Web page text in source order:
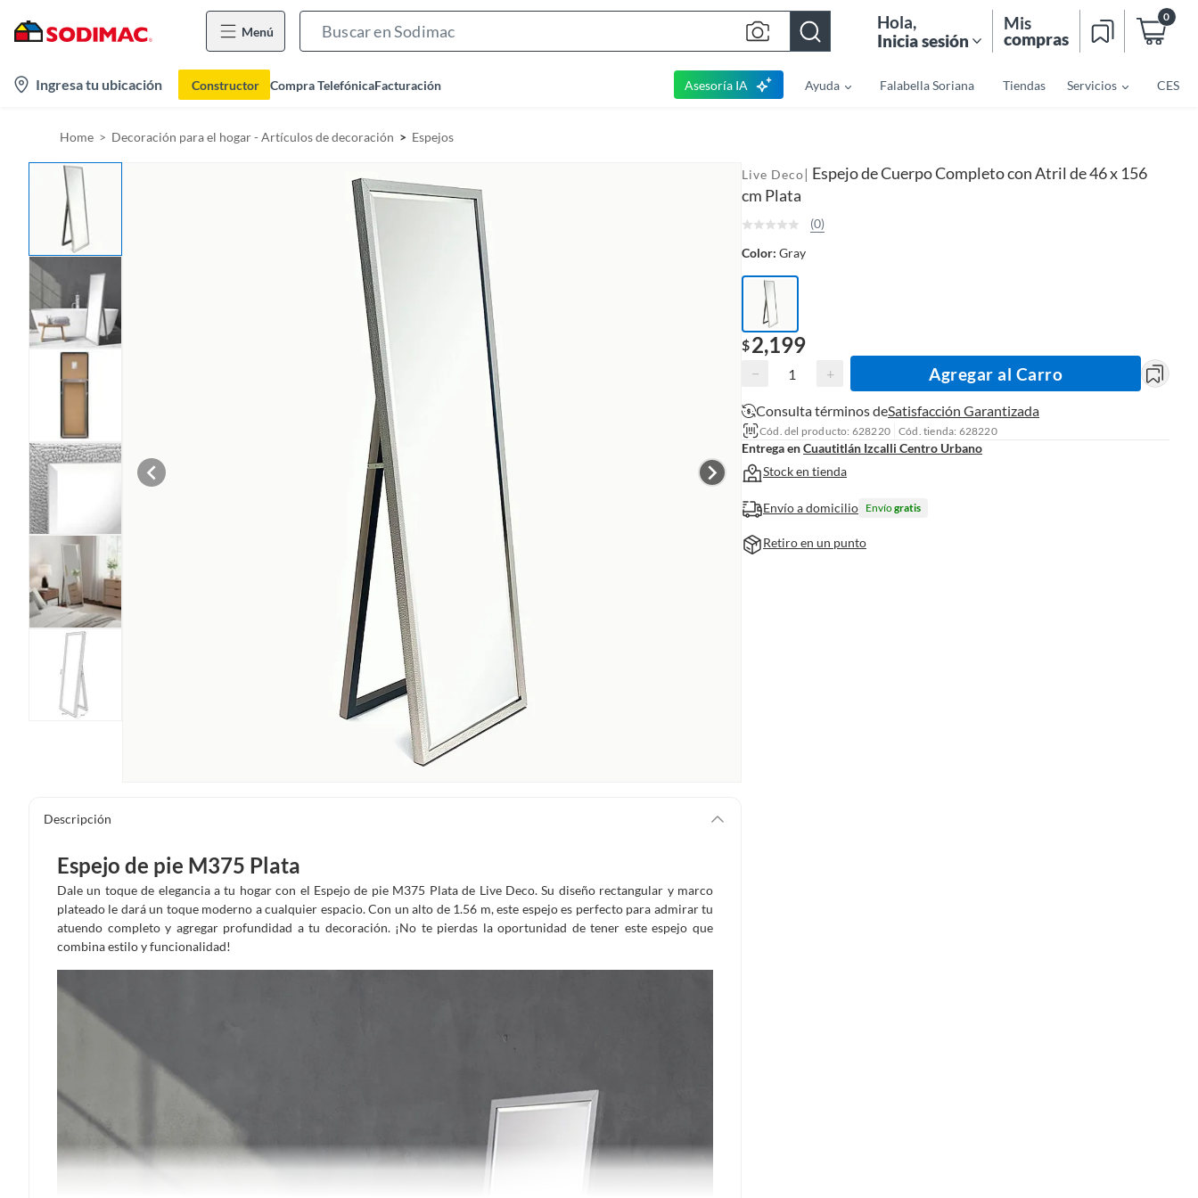
Menú Hola,
Inicia sesión
Mis
compras
0
Ingresa tu ubicación Constructor Compra TelefónicaFacturación Asesoría IA Ayuda Falabella Soriana Tiendas Servicios CES
Home Decoración para el hogar - Artículos de decoración Espejos
Descripción
Espejo de pie M375 Plata
Dale un toque de elegancia a tu hogar con el Espejo de pie M375 Plata de Live Deco. Su diseño rectangular y marco
plateado le dará un toque moderno a cualquier espacio. Con un alto de 1.56 m, este espejo es perfecto para admirar tu
atuendo completo y agregar profundidad a tu decoración. ¡No te pierdas la oportunidad de tener este espejo que
combina estilo y funcionalidad!
Live Deco| Espejo de Cuerpo Completo con Atril de 46 x 156
cm Plata
(0)
Color: Gray
$2,199
− + Agregar al Carro
Consulta términos deSatisfacción Garantizada
Cód. del producto: 628220 Cód. tienda: 628220
Entrega enCuautitlán Izcalli Centro Urbano
Stock en tienda
Envío a domicilio Envíogratis
Retiro en un punto